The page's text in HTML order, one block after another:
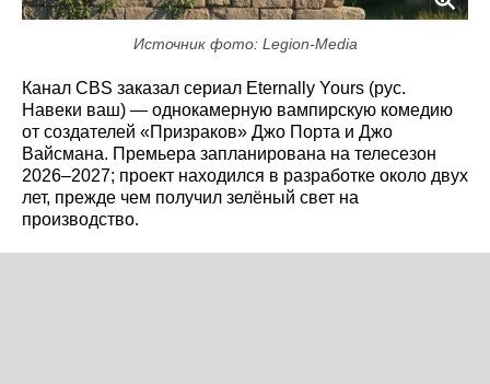
Источник фото: Legion-Media
Канал CBS заказал сериал Eternally Yours (рус.
Навеки ваш) — однокамерную вампирскую комедию
от создателей «Призраков» Джо Порта и Джо
Вайсмана. Премьера запланирована на телесезон
2026–2027; проект находился в разработке около двух
лет, прежде чем получил зелёный свет на
производство.